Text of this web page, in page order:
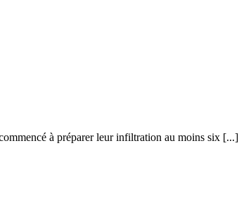
à préparer leur infiltration au moins six [...]